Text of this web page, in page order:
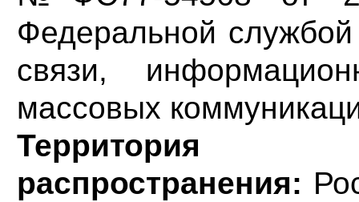
Федеральной
связи,
массовых
Территория
распространения: